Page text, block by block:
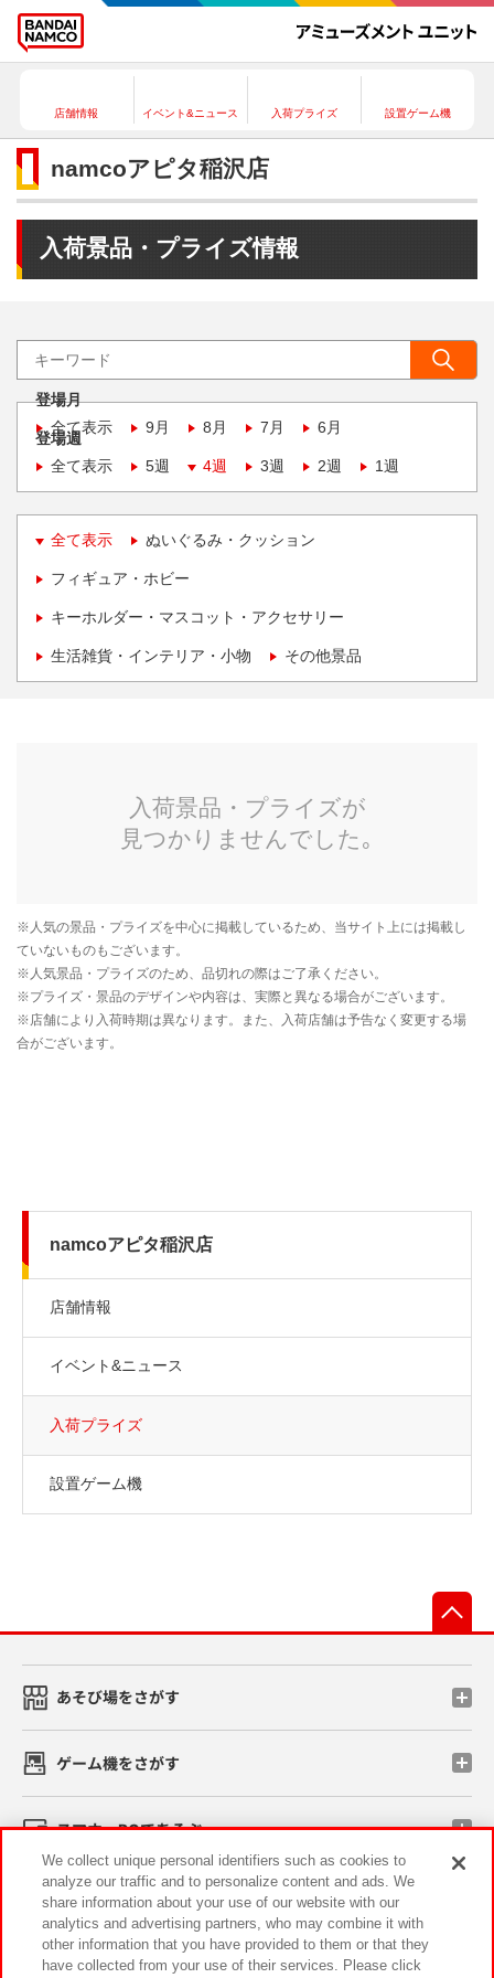
店舗情報 イベント&ニュース 入荷プライズ 設置ゲーム機
namcoアピタ稲沢店
入荷景品・プライズ情報
登場月
全て表示
9月 8月 7月 6月
登場週
全て表示
5週 4週 3週 2週 1週
全て表示 ぬいぐるみ・クッション
フィギュア・ホビー
キーホルダー・マスコット・アクセサリー
生活雑貨・インテリア・小物 その他景品
namcoアピタ稲沢店
店舗情報
イベント&ニュース
入荷プライズ
設置ゲーム機
あそび場をさがす
ゲーム機をさがす
スマホ・PCであそぶ
イベント・キャンペーン
We collect unique personal identifiers such as cookies to
analyze our traffic and to personalize content and ads. We
share information about your use of our website with our
analytics and advertising partners, who may combine it with
other information that you have provided to them or that they
have collected from your use of their services. Please click